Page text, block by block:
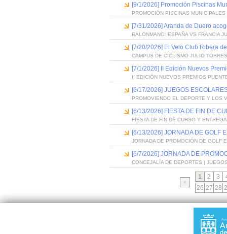
[9/1/2026] Promoción Piscinas
PROMOCIÓN PISCINAS
[7/31/2026] Aranda de Duero
BALONMANO: ESPAÑA VS FRANCIA
[7/20/2026] El Velo Club Ribera
CAMPUS DE CICLISMO JULIO
[7/1/2026] II Edición Nuevos
II EDICIÓN NUEVOS PREMIOS
[6/17/2026] JUEGOS
PROMOVIENDO EL DEPORTE Y LOS
[6/13/2026] FIESTA DE FIN DE
FIESTA DE FIN DE CURSO Y
[6/13/2026] JORNADA DE GOLF
JORNADA DE PROMOCIÓN DE GOLF
[6/7/2026] JORNADA DE
CONCEJALÍA DE DEPORTES |
1 2 3
26 27 28